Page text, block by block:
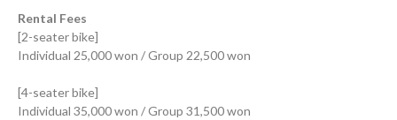
Rental Fees
[2-seater bike]
Individual 25,000 won / Group 22,500 won
[4-seater bike]
Individual 35,000 won / Group 31,500 won